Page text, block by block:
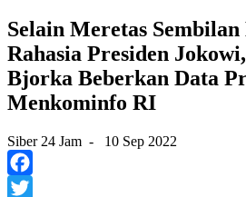
Selain Meretas
Rahasia Presiden
Bjorka Beberkan Data
Menkominfo RI
Siber 24 Jam - 10 Sep 2022
Facebook